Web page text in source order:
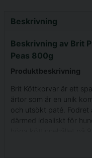
Beskrivning
Beskrivning av Brit
Peas 800g
Produktbeskrivning
Brit Köttkorvar är ett
ärtor som är en unik
och utsökt paté.
därmed idealiskt för
och utmärkt